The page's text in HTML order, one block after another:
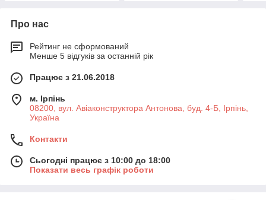
Про нас
Рейтинг не сформований
Менше 5 відгуків за останній рік
Працює з 21.06.2018
м. Ірпінь
08200, вул. Авіаконструктора Антонова, буд. 4-Б, Ірпінь,
Україна
Контакти
Сьогодні працює з 10:00 до 18:00
Показати весь графік роботи